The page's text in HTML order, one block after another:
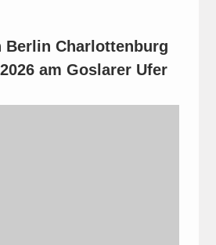
Berlin Charlottenburg
am Goslarer Ufer